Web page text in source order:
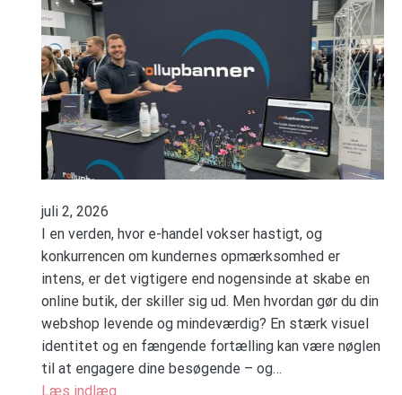
juli 2, 2026
I en verden, hvor e-handel vokser hastigt, og
konkurrencen om kundernes opmærksomhed er
intens, er det vigtigere end nogensinde at skabe en
online butik, der skiller sig ud. Men hvordan gør du din
webshop levende og mindeværdig? En stærk visuel
identitet og en fængende fortælling kan være nøglen
til at engagere dine besøgende – og…
Læs indlæg